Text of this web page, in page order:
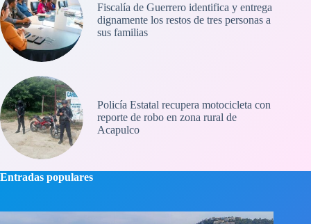
Fiscalía de Guerrero identifica y entrega
dignamente los restos de tres personas a
sus familias
Policía Estatal recupera motocicleta con
reporte de robo en zona rural de
Acapulco
Entradas populares